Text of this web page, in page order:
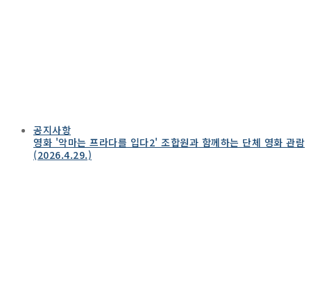
공지사항
영화 '악마는 프라다를 입다2' 조합원과 함께하는 단체 영화 관람
(2026.4.29.)